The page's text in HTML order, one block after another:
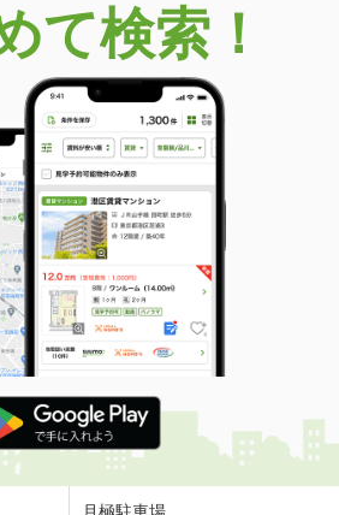
て検索！
月極駐車場